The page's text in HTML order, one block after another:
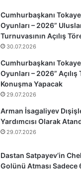
Cumhurbaşkanı
Oyunları – 2026”
Turnuvasının Açılış
30.07.2026
Cumhurbaşkanı
Oyunları – 2026”
Konuşma Yapacak
29.07.2026
Arman İsagaliyev
Yardımcısı Olarak
29.07.2026
Dastan Satpayev’in
Golünü Atması Sadece